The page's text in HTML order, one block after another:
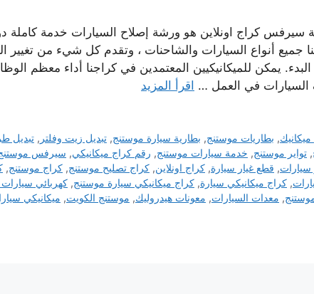
سيرفس كراج اونلاين هو ورشة إصلاح السيارات خدمة كاملة
جميع أنواع السيارات والشاحنات ، وتقدم كل شيء من تغيير
يمكن للميكانيكيين المعتمدين في كراجنا أداء معظم
في العمل … اقرأ المزيد
, بطاريات موستنج, بطارية سيارة موستنج,تبديل زيت وفلتر ,تبديل
, تواير موستنج, خدمة سيارات موستنج, رقم كراج ميكانيكي, سيرفس
سيارات, قطع غيار سيارة, كراج اونلاين, كراج تصليح موستنج, كراج موستنج,
, كراج ميكانيكي سيارة, كراج ميكانيكي سيارة موستنج, كهربائي سيارات
, معدات السيارات, معونات هيدروليك, موستنج الكويت, ميكانيكي